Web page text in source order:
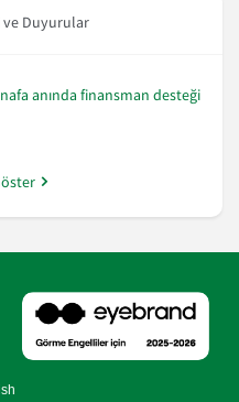
ve Duyurular
anında finansman desteği